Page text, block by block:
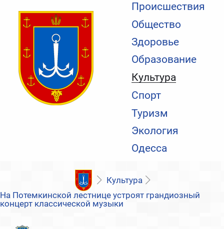
Происшествия
Общество
Здоровье
Образование
Культура
Спорт
Туризм
Экология
Одесса
Культура
На Потемкинской лестнице устроят грандиозный
концерт классической музыки